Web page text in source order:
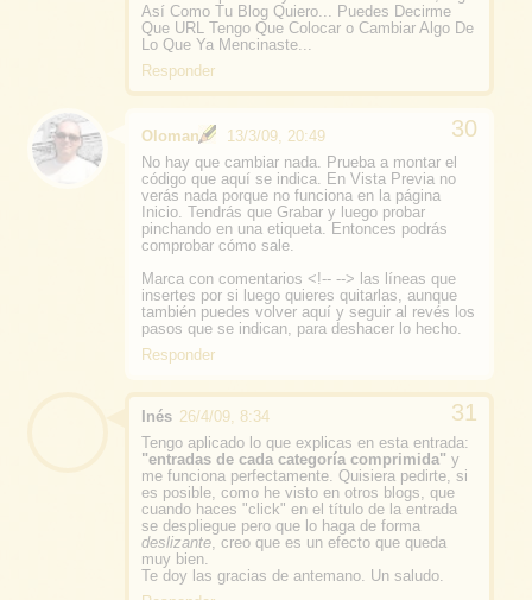
Así Como Tu Blog Quiero... Puedes Decirme
Que URL Tengo Que Colocar o Cambiar Algo De
Lo Que Ya Mencinaste...
Responder
Oloman
13/3/09, 20:49
No hay que cambiar nada. Prueba a montar el
código que aquí se indica. En Vista Previa no
verás nada porque no funciona en la página
Inicio. Tendrás que Grabar y luego probar
pinchando en una etiqueta. Entonces podrás
comprobar cómo sale.
Marca con comentarios <!-- --> las líneas que
insertes por si luego quieres quitarlas, aunque
también puedes volver aquí y seguir al revés los
pasos que se indican, para deshacer lo hecho.
Responder
Inés 26/4/09, 8:34
Tengo aplicado lo que explicas en esta entrada:
"entradas de cada categoría comprimida" y
me funciona perfectamente. Quisiera pedirte, si
es posible, como he visto en otros blogs, que
cuando haces "click" en el título de la entrada
se despliegue pero que lo haga de forma
deslizante, creo que es un efecto que queda
muy bien.
Te doy las gracias de antemano. Un saludo.